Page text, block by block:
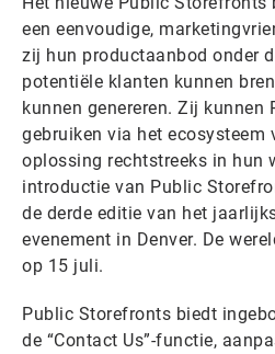
een eenvoudige,
zij hun productaanbod onder
potentiële klanten kunnen
kunnen genereren. Zij kunnen
gebruiken via het ecosysteem
oplossing rechtstreeks in hun
introductie van Public
de derde editie van het
evenement in Denver. De
op 15 juli.
Public Storefronts biedt
de “Contact Us”-functie,